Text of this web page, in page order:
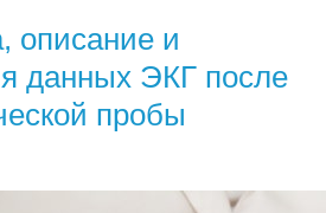
описание и
данных ЭКГ после
пробы